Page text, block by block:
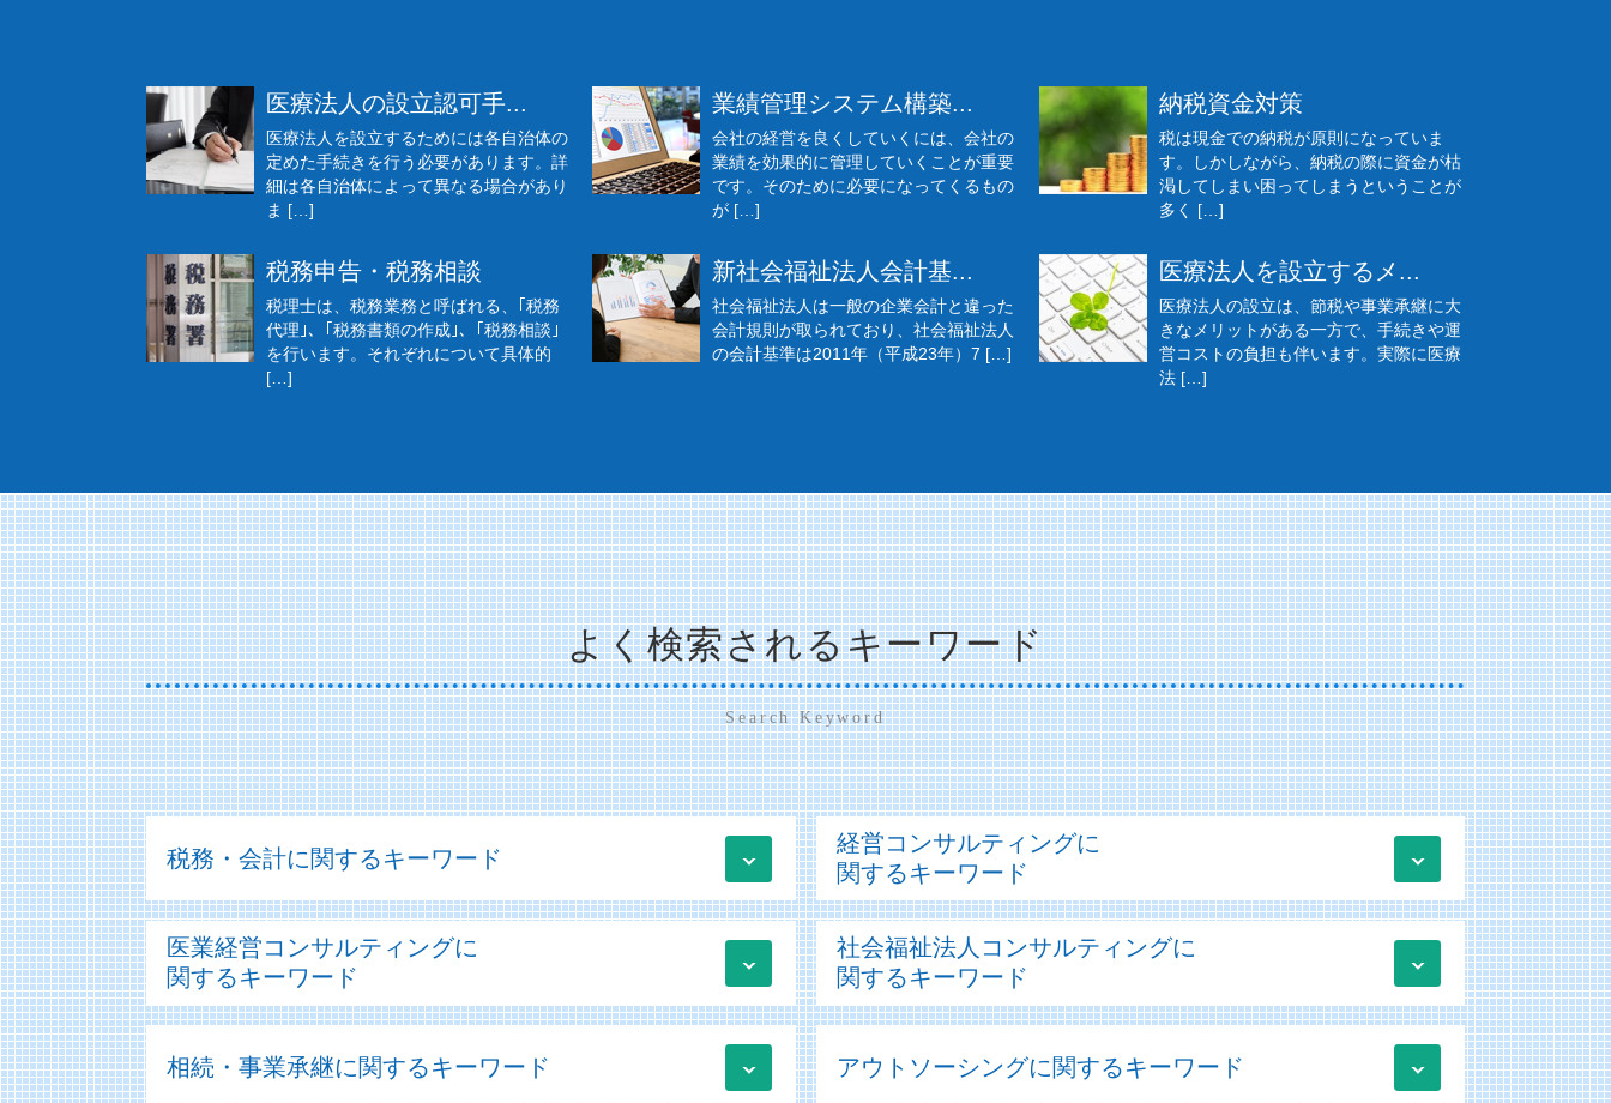
医療法人の設立認可手...
医療法人を設立するためには各自治体の
定めた手続きを行う必要があります。詳
細は各自治体によって異なる場合があり
ま […]
業績管理システム構築...
会社の経営を良くしていくには、会社の
業績を効果的に管理していくことが重要
です。そのために必要になってくるもの
が […]
納税資金対策
税は現金での納税が原則になっていま
す。しかしながら、納税の際に資金が枯
渇してしまい困ってしまうということが
多く […]
税務申告・税務相談
税理士は、税務業務と呼ばれる、｢税務
代理｣、｢税務書類の作成｣、｢税務相談｣
を行います。それぞれについて具体的
[…]
新社会福祉法人会計基...
社会福祉法人は一般の企業会計と違った
会計規則が取られており、社会福祉法人
の会計基準は2011年（平成23年）7 […]
医療法人を設立するメ...
医療法人の設立は、節税や事業承継に大
きなメリットがある一方で、手続きや運
営コストの負担も伴います。実際に医療
法 […]
よく検索されるキーワード
Search Keyword
税務・会計に関するキーワード
税務 改正
税務 会計
税務 会計 違い
税務 為替レート
税務 監査
顧問業務 とは
経営コンサルティングに
関するキーワード
事業承継 m&a補助金
資金調達方法 種類
業績管理 分析
事業再構築補助金 個人事業主
業績管理システム
新規事業立ち上げ コンサル
医業経営コンサルティングに
関するキーワード
医療機器 リース
社会福祉法人コンサルティングに
関するキーワード
社会福祉法人 事業計画
相続・事業承継に関するキーワード アウトソーシングに関するキーワード